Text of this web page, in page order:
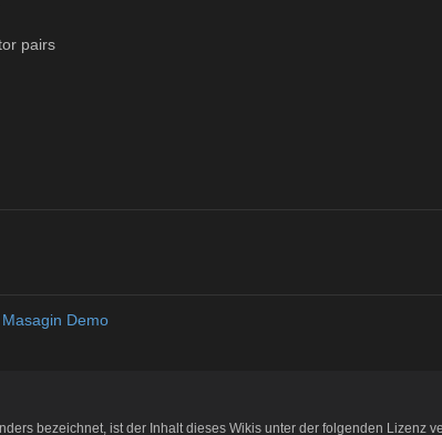
pairs
Demo
bezeichnet, ist der Inhalt dieses Wikis unter der folgenden Lizenz